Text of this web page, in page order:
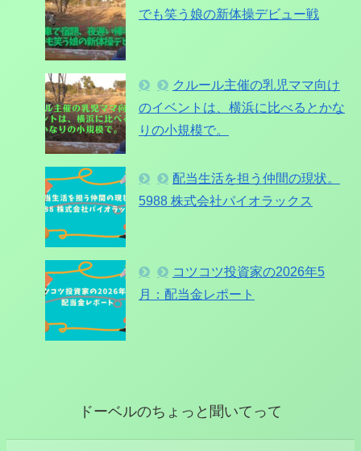
でも笑う娘の新体操デビュー戦
クルール主催の乳児ママ向け
のイベントは、横浜に比べるとかな
りの小規模で。
配当生活を担う仲間の現状。
5988 株式会社パイオラックス
コツコツ投資家の2026年5
月：配当金レポート
ドーベルのちょっと聞いてって